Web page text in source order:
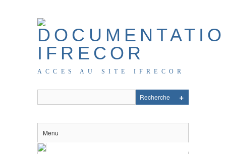
ACCES AU SITE IFRECOR
Menu